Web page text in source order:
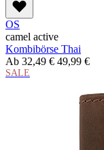
OS
camel active
Kombibörse Thai
Ab 32,49 € 49,99 €
SALE